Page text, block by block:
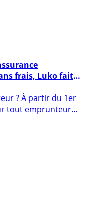
frais, Luko fait
en moyenne !
? À partir du 1er
tout emprunteur